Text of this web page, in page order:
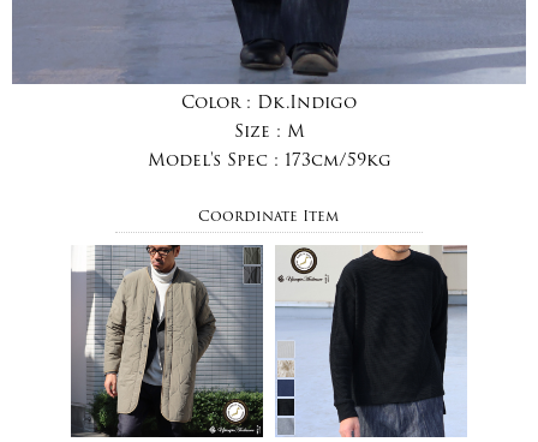
Color : Dk.Indigo
Size : M
Model's Spec : 173cm/59kg
Coordinate Item